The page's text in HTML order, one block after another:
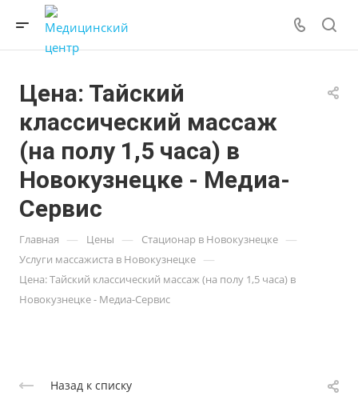
Цена: Тайский
классический массаж
(на полу 1,5 часа) в
Новокузнецке - Медиа-
Сервис
Главная — Цены — Стационар в Новокузнецке —
Услуги массажиста в Новокузнецке —
Цена: Тайский классический массаж (на полу 1,5 часа) в
Новокузнецке - Медиа-Сервис
Назад к списку